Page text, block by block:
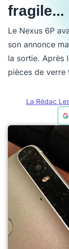
fragile...
Le Nexus 6P
son annonce
la sortie. Après
pièces de verre
La Rédac